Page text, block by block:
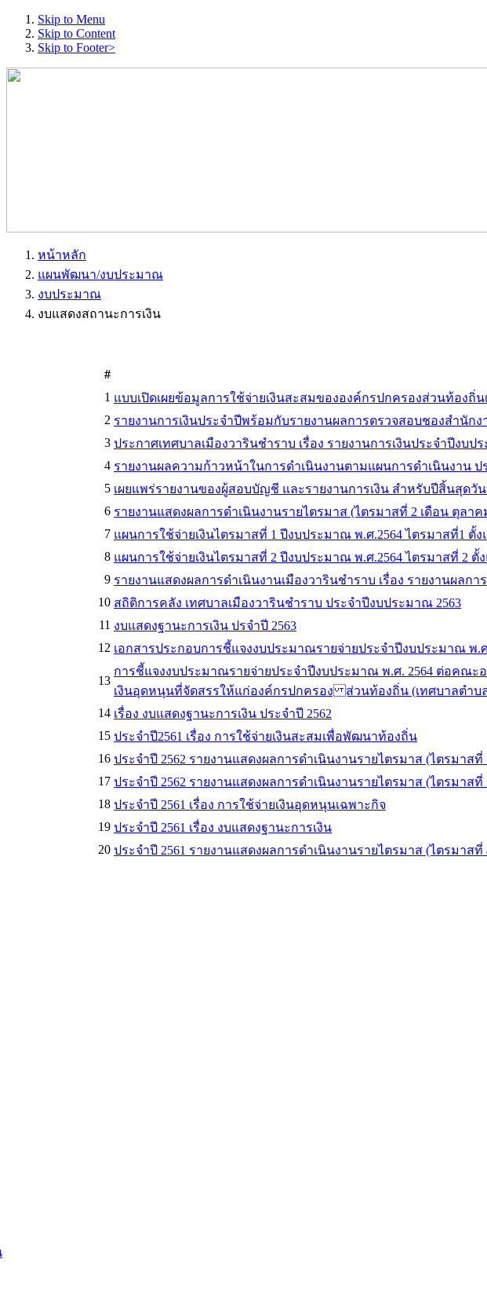
Skip to Menu
Skip to Content
Skip to Footer>
หน้าหลัก
แผนพัฒนา/งบประมาณ
งบประมาณ
งบแสดงสถานะการเงิน
#
1 แบบเปิดเผยข้อมูลการใช้จ่ายเงินสะสมขององค์กรปกครองส่วนท้องถิ่
2 รายงานการเงินประจำปีพร้อมกับรายงานผลการตรวจสอบชองสำนัก
3 ประกาศเทศบาลเมืองวารินชำราบ เรื่อง รายงานการเงินประจำปีงบป
4 รายงานผลความก้าวหน้าในการดำเนินงานตามแผนการดำเนินงาน ป
5 เผยแพร่รายงานของผู้สอบบัญชี และรายงานการเงิน สำหรับปีสิ้นสุดวั
6 รายงานแสดงผลการดำเนินงานรายไตรมาส (ไตรมาสที่ 2 เดือน ตุลาค
7 แผนการใช้จ่ายเงินไตรมาสที่ 1 ปีงบประมาณ พ.ศ.2564 ไตรมาสที่1 ตั้
8 แผนการใช้จ่ายเงินไตรมาสที่ 2 ปีงบประมาณ พ.ศ.2564 ไตรมาสที่ 2 ตั้
9 รายงานแสดงผลการดำเนินงานเมืองวารินชำราบ เรื่อง รายงานผลก
10 สถิติการคลัง เทศบาลเมืองวารินชำราบ ประจำปีงบประมาณ 2563
11 งบแสดงฐานะการเงิน ปรจำปี 2563
12 เอกสารประกอบการชี้แจงงบประมาณรายจ่ายประจำปีงบประมาณ พ.
13
การชี้แจงงบประมาณรายจ่ายประจำปีงบประมาณ พ.ศ. 2564 ต่อคณ
เงินอุดหนุนที่จัดสรรให้แก่องค์กรปกครอง ส่วนท้องถิ่น (เทศบาลตำบ
14 เรื่อง งบแสดงฐานะการเงิน ประจำปี 2562
15 ประจำปี2561 เรื่อง การใช้จ่ายเงินสะสมเพื่อพัฒนาท้องถิ่น
16 ประจำปี 2562 รายงานแสดงผลการดำเนินงานรายไตรมาส (ไตรมาส
17 ประจำปี 2562 รายงานแสดงผลการดำเนินงานรายไตรมาส (ไตรมาส
18 ประจำปี 2561 เรื่อง การใช้จ่ายเงินอุดหนุนเฉพาะกิจ
19 ประจำปี 2561 เรื่อง งบแสดงฐานะการเงิน
20 ประจำปี 2561 รายงานแสดงผลการดำเนินงานรายไตรมาส (ไตรมาสที่